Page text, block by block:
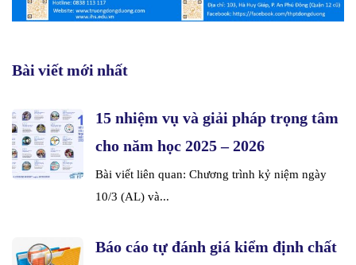
Bài viết mới nhất
15 nhiệm vụ và giải pháp trọng tâm
cho năm học 2025 – 2026
Bài viết liên quan: Chương trình kỷ niệm ngày
10/3 (AL) và...
Báo cáo tự đánh giá kiểm định chất